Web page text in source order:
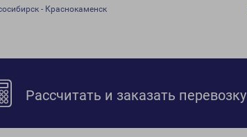
- Краснокаменск
Рассчитать и заказать перевозку